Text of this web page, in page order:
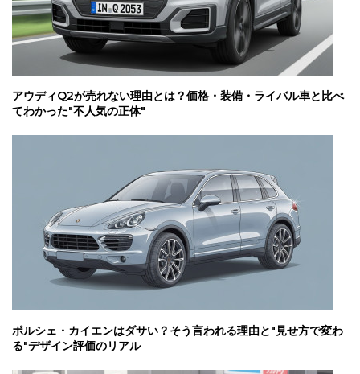
アウディQ2が売れない理由とは？価格・装備・ライバル車と比べ
てわかった"不人気の正体"
ポルシェ・カイエンはダサい？そう言われる理由と"見せ方で変わ
る"デザイン評価のリアル